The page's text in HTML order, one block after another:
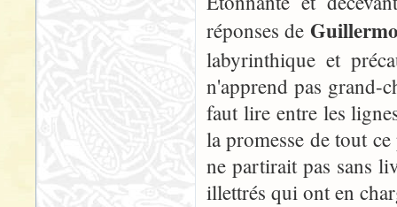
réponses de
labyrinthique et
n'apprend pas grand-
faut lire entre les
la promesse de tout
ne partirait pas sans
illettrés qui ont en